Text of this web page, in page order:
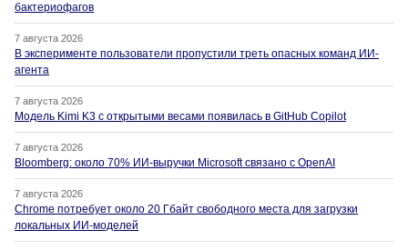
бактериофагов
7 августа 2026
В эксперименте пользователи пропустили треть опасных команд ИИ-
агента
7 августа 2026
Модель Kimi K3 с открытыми весами появилась в GitHub Copilot
7 августа 2026
Bloomberg: около 70% ИИ-выручки Microsoft связано с OpenAI
7 августа 2026
Chrome потребует около 20 Гбайт свободного места для загрузки
локальных ИИ-моделей